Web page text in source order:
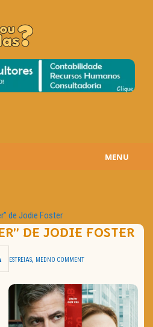
MENU
de Jodie Foster
DE JODIE FOSTER
ESTREIAS, MED NO COMMENT